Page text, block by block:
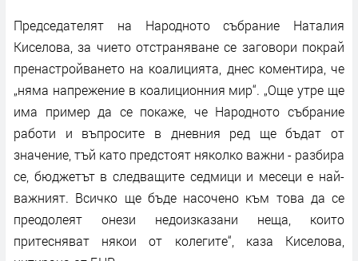
Председателят на Народното събрание Наталия
Киселова, за чието отстраняване се заговори покрай
пренастройването на коалицията, днес коментира, че
„няма напрежение в коалиционния мир“. „Още утре ще
има пример да се покаже, че Народното събрание
работи и въпросите в дневния ред ще бъдат от
значение, тъй като предстоят няколко важни - разбира
се, бюджетът в следващите седмици и месеци е най-
важният. Всичко ще бъде насочено към това да се
преодолеят онези недоизказани неща, които
притесняват някои от колегите“, каза Киселова,